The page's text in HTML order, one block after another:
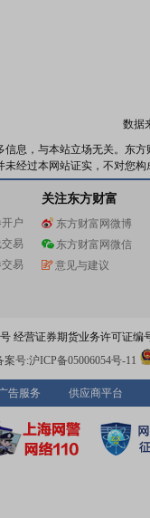
数据
息，与本站立场无关。东
经过本网站证实，不对您
户
易
易
关注东方财富
东方财富网微博
东方财富网微信
意见与建议
经营证券期货业务许可证编
案号:沪ICP备05006054号-11
告服务 供应商平台